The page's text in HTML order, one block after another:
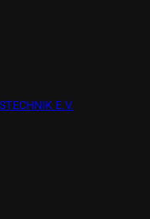
E.V.